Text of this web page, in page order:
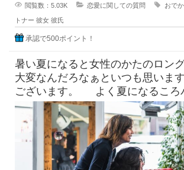
閲覧数：5.03K 恋愛に関しての質問 おで
トナー 彼女 彼氏
承認で500ポイント！
暑い夏になると女性のかたのロン
大変なんだろなぁといつも思いま
ございます。 よく夏になるころ
たらどうなのよって言っ